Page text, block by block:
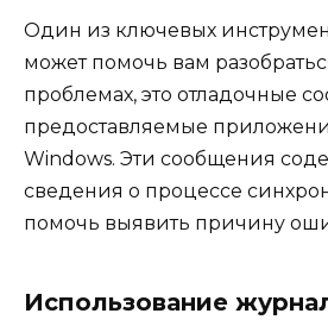
Один из ключевых
может помочь вам
проблемах, это отладочные
предоставляемые
Windows. Эти сообщения
сведения о процессе
помочь выявить причину
Использование